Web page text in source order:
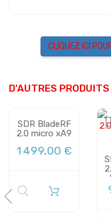
CLIQUEZ ICI
D'AUTRES
SDR BladeRF
2.0 micro xA9
1 499,00 €